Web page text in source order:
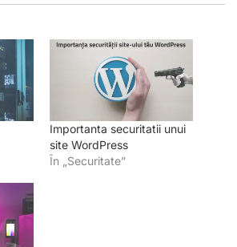
Importanta securitatii unui
site WordPress
În „Securitate”